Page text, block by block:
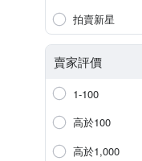
拍賣新星
賣家評價
1-100
高於100
高於1,000